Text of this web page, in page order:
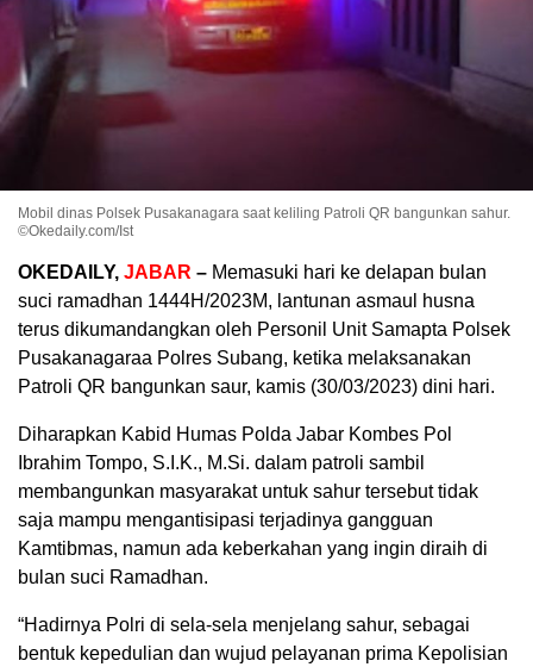
Mobil dinas Polsek Pusakanagara saat keliling Patroli QR bangunkan sahur.
©Okedaily.com/Ist
OKEDAILY, JABAR – Memasuki hari ke delapan bulan
suci ramadhan 1444H/2023M, lantunan asmaul husna
terus dikumandangkan oleh Personil Unit Samapta Polsek
Pusakanagaraa Polres Subang, ketika melaksanakan
Patroli QR bangunkan saur, kamis (30/03/2023) dini hari.
Diharapkan Kabid Humas Polda Jabar Kombes Pol
Ibrahim Tompo, S.I.K., M.Si. dalam patroli sambil
membangunkan masyarakat untuk sahur tersebut tidak
saja mampu mengantisipasi terjadinya gangguan
Kamtibmas, namun ada keberkahan yang ingin diraih di
bulan suci Ramadhan.
“Hadirnya Polri di sela-sela menjelang sahur, sebagai
bentuk kepedulian dan wujud pelayanan prima Kepolisian